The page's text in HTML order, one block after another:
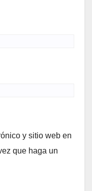
y sitio web en
que haga un